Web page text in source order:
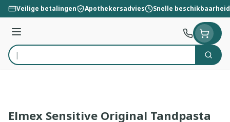
Ga naar de inhoud
Veilige betalingen Apothekersadvies Snelle beschikbaarheid
Menu
Product, merk, categorie...
Zoek
Elmex Sensitive Original Tandpasta